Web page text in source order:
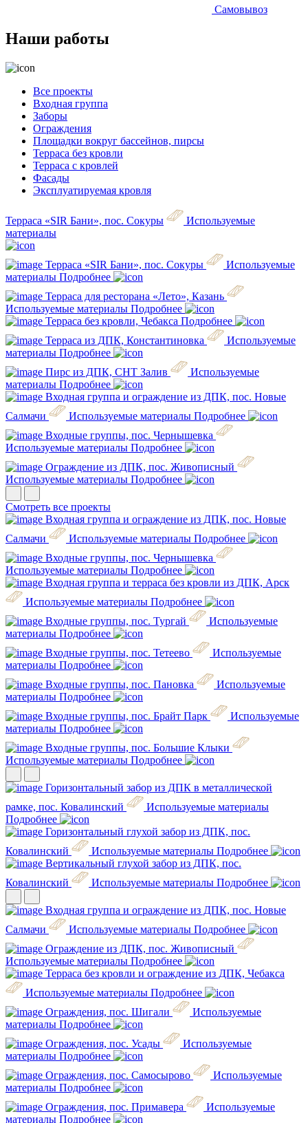
Самовывоз
Наши работы
Все проекты
Входная группа
Заборы
Ограждения
Площадки вокруг бассейнов, пирсы
Терраса без кровли
Терраса с кровлей
Фасады
Эксплуатируемая кровля
Терраса «SIR Бани», пос. Сокуры
Используемые
материалы
Терраса «SIR Бани», пос. Сокуры
Используемые
материалы Подробнее
Терраса для ресторана «Лето», Казань
Используемые материалы Подробнее
Терраса без кровли, Чебакса Подробнее
Терраса из ДПК, Константиновка
Используемые
материалы Подробнее
Пирс из ДПК, СНТ Залив
Используемые
материалы Подробнее
Входная группа и ограждение из ДПК, пос. Новые
Салмачи
Используемые материалы Подробнее
Входные группы, пос. Чернышевка
Используемые материалы Подробнее
Ограждение из ДПК, пос. Живописный
Используемые материалы Подробнее
Смотреть все проекты
Входная группа и ограждение из ДПК, пос. Новые
Салмачи
Используемые материалы Подробнее
Входные группы, пос. Чернышевка
Используемые материалы Подробнее
Входная группа и терраса без кровли из ДПК, Арск
Используемые материалы Подробнее
Входные группы, пос. Тургай
Используемые
материалы Подробнее
Входные группы, пос. Тетеево
Используемые
материалы Подробнее
Входные группы, пос. Пановка
Используемые
материалы Подробнее
Входные группы, пос. Брайт Парк
Используемые
материалы Подробнее
Входные группы, пос. Большие Клыки
Используемые материалы Подробнее
Горизонтальный забор из ДПК в металлической
рамке, пос. Ковалинский
Используемые материалы
Подробнее
Горизонтальный глухой забор из ДПК, пос.
Ковалинский
Используемые материалы Подробнее
Вертикальный глухой забор из ДПК, пос.
Ковалинский
Используемые материалы Подробнее
Входная группа и ограждение из ДПК, пос. Новые
Салмачи
Используемые материалы Подробнее
Ограждение из ДПК, пос. Живописный
Используемые материалы Подробнее
Терраса без кровли и ограждение из ДПК, Чебакса
Используемые материалы Подробнее
Ограждения, пос. Шигали
Используемые
материалы Подробнее
Ограждения, пос. Усады
Используемые
материалы Подробнее
Ограждения, пос. Самосырово
Используемые
материалы Подробнее
Ограждения, пос. Примавера
Используемые
материалы Подробнее